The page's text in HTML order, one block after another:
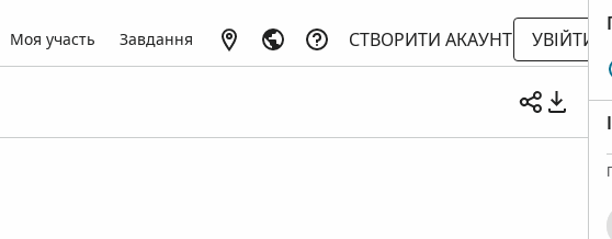
Моя участь Завдання СТВОРИТИ АКАУНТ УВІЙТИ